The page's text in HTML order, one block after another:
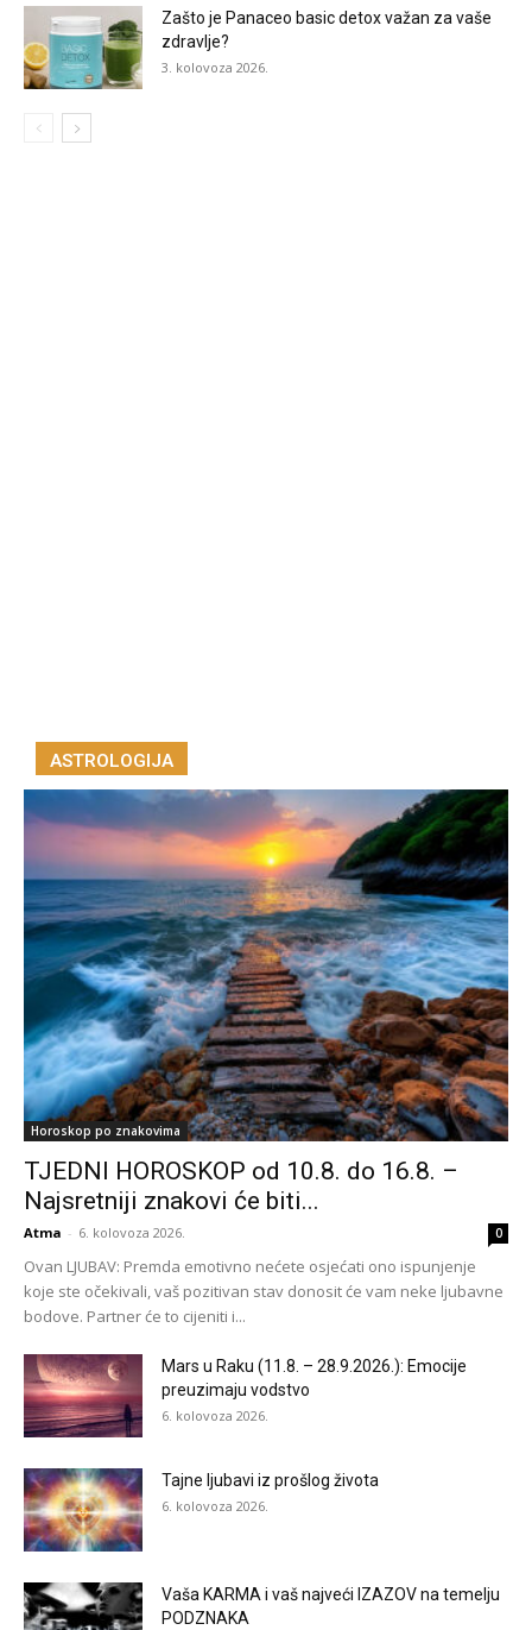
Zašto je Panaceo basic detox važan za vaše
zdravlje?
3. kolovoza 2026.
ASTROLOGIJA
Horoskop po znakovima
TJEDNI HOROSKOP od 10.8. do 16.8. –
Najsretniji znakovi će biti...
Atma - 6. kolovoza 2026. 0
Ovan LJUBAV: Premda emotivno nećete osjećati ono ispunjenje
koje ste očekivali, vaš pozitivan stav donosit će vam neke ljubavne
bodove. Partner će to cijeniti i...
Mars u Raku (11.8. – 28.9.2026.): Emocije
preuzimaju vodstvo
6. kolovoza 2026.
Tajne ljubavi iz prošlog života
6. kolovoza 2026.
Vaša KARMA i vaš najveći IZAZOV na temelju
PODZNAKA